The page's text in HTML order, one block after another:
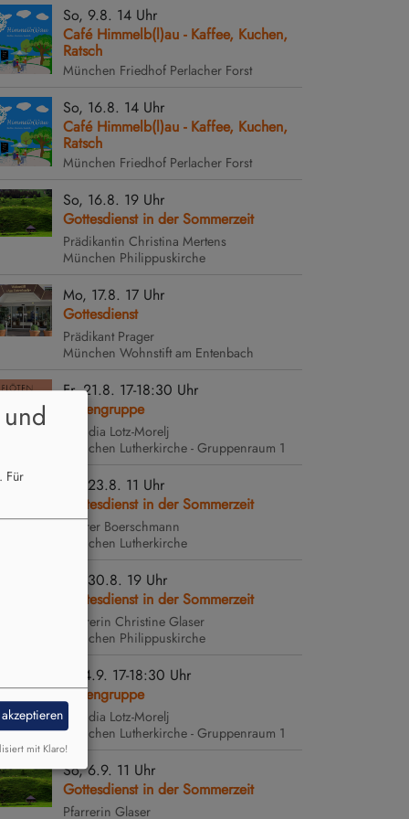
So, 9.8. 14 Uhr
Café Himmelb(l)au - Kaffee, Kuchen,
Ratsch
München Friedhof Perlacher Forst
So, 16.8. 14 Uhr
Café Himmelb(l)au - Kaffee, Kuchen,
Ratsch
München Friedhof Perlacher Forst
So, 16.8. 19 Uhr
Gottesdienst in der Sommerzeit
Prädikantin Christina Mertens
München Philippuskirche
Mo, 17.8. 17 Uhr
Gottesdienst
Prädikant Prager
München Wohnstift am Entenbach
Fr, 21.8. 17-18:30 Uhr
Flötengruppe
Claudia Lotz-Morelj
München Lutherkirche - Gruppenraum 1
So, 23.8. 11 Uhr
Gottesdienst in der Sommerzeit
Pfarrer Boerschmann
München Lutherkirche
So, 30.8. 19 Uhr
Gottesdienst in der Sommerzeit
Pfarrerin Christine Glaser
München Philippuskirche
Fr, 4.9. 17-18:30 Uhr
Flötengruppe
Claudia Lotz-Morelj
München Lutherkirche - Gruppenraum 1
So, 6.9. 11 Uhr
Gottesdienst in der Sommerzeit
Pfarrerin Glaser
Für
mit Klaro!